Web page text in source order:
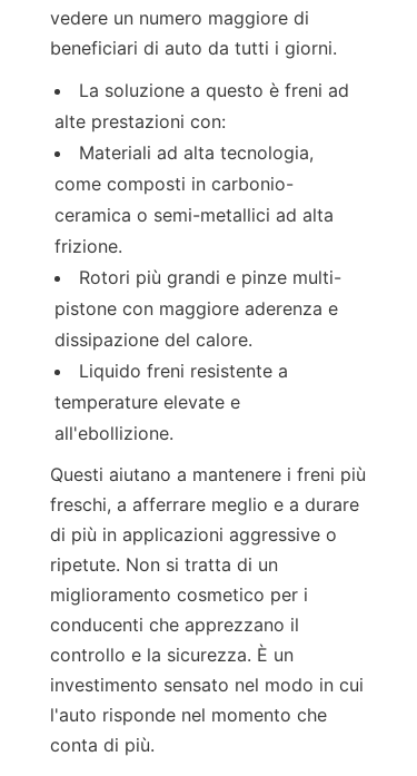
vedere un numero maggiore di
beneficiari di auto da tutti i giorni.
La soluzione a questo è freni ad
alte prestazioni con:
Materiali ad alta tecnologia,
come composti in carbonio-
ceramica o semi-metallici ad alta
frizione.
Rotori più grandi e pinze multi-
pistone con maggiore aderenza e
dissipazione del calore.
Liquido freni resistente a
temperature elevate e
all'ebollizione.
Questi aiutano a mantenere i freni più
freschi, a afferrare meglio e a durare
di più in applicazioni aggressive o
ripetute. Non si tratta di un
miglioramento cosmetico per i
conducenti che apprezzano il
controllo e la sicurezza. È un
investimento sensato nel modo in cui
l'auto risponde nel momento che
conta di più.